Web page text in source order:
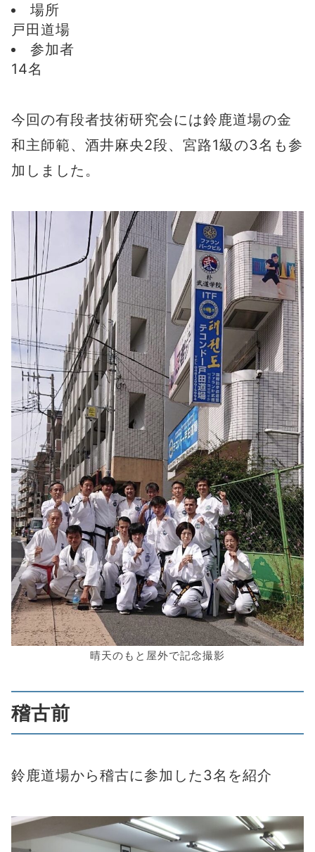
場所
戸田道場
参加者
14名
今回の有段者技術研究会には鈴鹿道場の金
和主師範、酒井麻央2段、宮路1級の3名も参
加しました。
晴天のもと屋外で記念撮影
稽古前
鈴鹿道場から稽古に参加した3名を紹介